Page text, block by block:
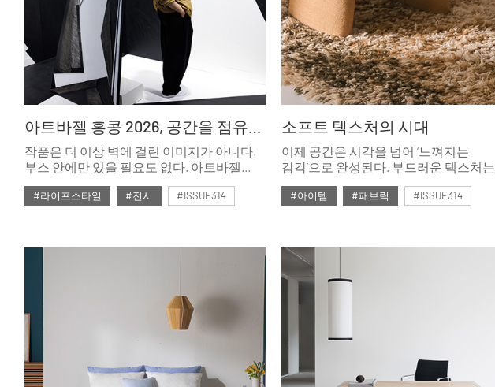
아트바젤 홍콩 2026, 공간을 점유하는 예술
작품은 더 이상 벽에 걸린 이미지가 아니다.
부스 안에만 있을 필요도 없다. 아트바젤
홍콩 2026은 작품이 부스 밖에서 새로운
공간을 만나는 순간, 그 분위기와 문화가
#라이프스타일 #전시
#ISSUE314
소프트 텍스처의 시대
이제 공간은 시각을 넘어 ‘느껴지는
감각’으로 완성된다. 부드러운 텍스처는
리빙 디자인의 중심에서 공간의 감정과
온도를 조율하는 핵심 요소로 떠오르고
#아이템 #패브릭
#ISSUE314